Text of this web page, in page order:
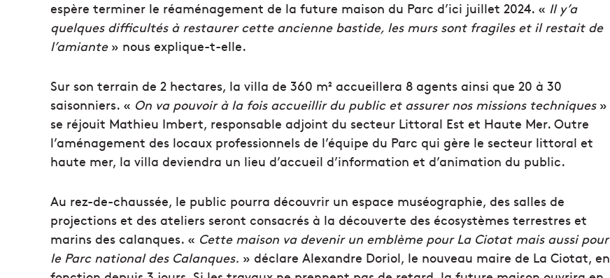
espère terminer le réaménagement de la future maison du Parc d’ici juillet 2024. « Il y’a
quelques difficultés à restaurer cette ancienne bastide, les murs sont fragiles et il restait de
l’amiante» nous explique-t-elle.
Sur son terrain de 2 hectares, la villa de 360 m² accueillera 8 agents ainsi que 20 à 30
saisonniers. « On va pouvoir à la fois accueillir du public et assurer nos missions techniques»
se réjouit Mathieu Imbert, responsable adjoint du secteur Littoral Est et Haute Mer. Outre
l’aménagement des locaux professionnels de l’équipe du Parc qui gère le secteur littoral et
haute mer, la villa deviendra un lieu d’accueil d’information et d’animation du public.
Au rez-de-chaussée, le public pourra découvrir un espace muséographie, des salles de
projections et des ateliers seront consacrés à la découverte des écosystèmes terrestres et
marins des calanques. « Cette maison va devenir un emblème pour La Ciotat mais aussi pour
le Parc national des Calanques. » déclare Alexandre Doriol, le nouveau maire de La Ciotat, en